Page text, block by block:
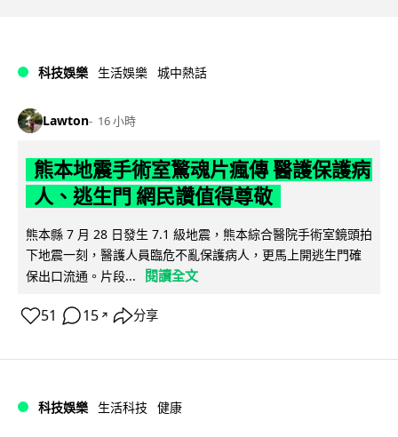
科技娛樂 生活娛樂 城中熱話
Lawton 16 小時
熊本地震手術室驚魂片瘋傳 醫護保護病
人、逃生門 網民讚值得尊敬
熊本縣 7 月 28 日發生 7.1 級地震，熊本綜合醫院手術室鏡頭拍
下地震一刻，醫護人員臨危不亂保護病人，更馬上開逃生門確
保出口流通。片段...
閱讀全文
51 15 ↗ 分享
科技娛樂 生活科技 健康